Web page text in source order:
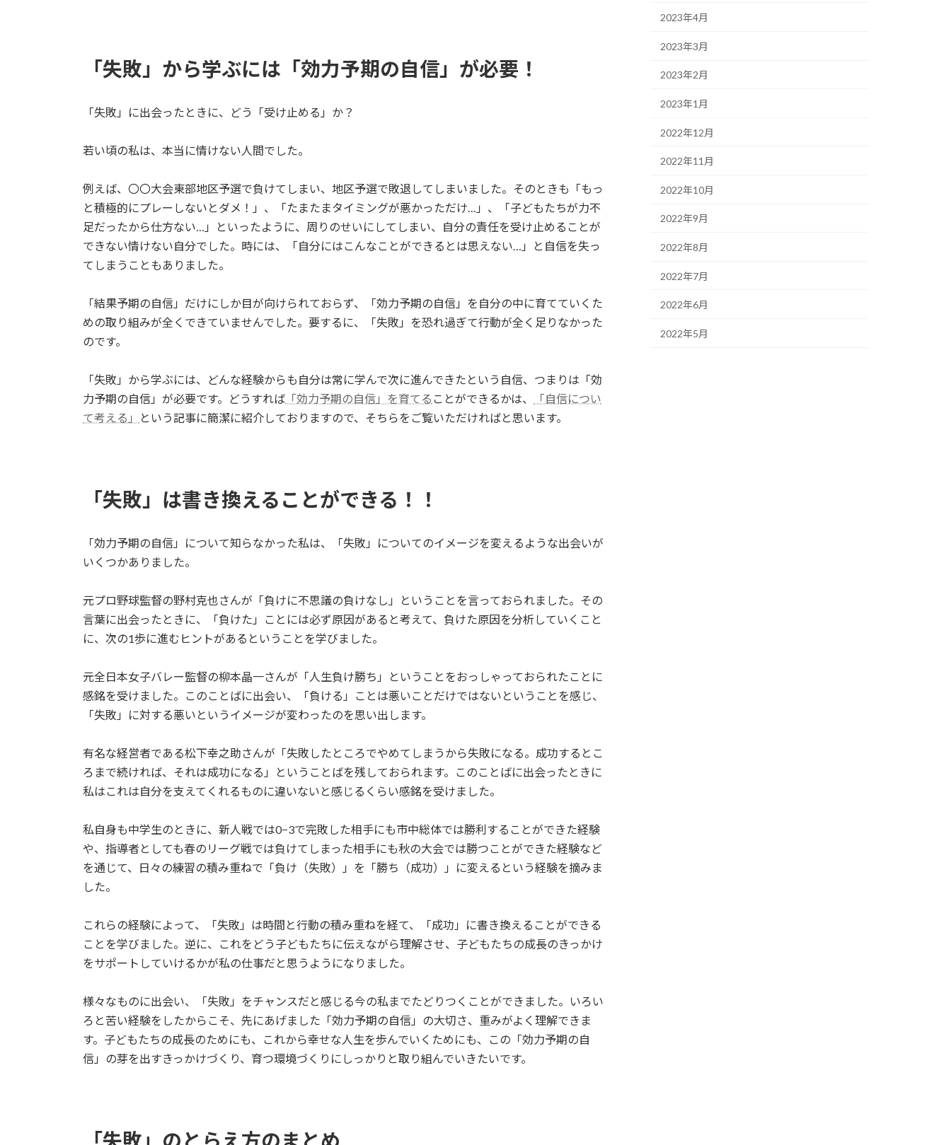
「失敗」から学ぶには「効力予期の自信」が必要！
「失敗」に出会ったときに、どう「受け止める」か？
若い頃の私は、本当に情けない人間でした。
例えば、〇〇大会東部地区予選で負けてしまい、地区予選で敗退してしまいました。そのときも「もっ
と積極的にプレーしないとダメ！」、「たまたまタイミングが悪かっただけ…」、「子どもたちが力不
足だったから仕方ない…」といったように、周りのせいにしてしまい、自分の責任を受け止めることが
できない情けない自分でした。時には、「自分にはこんなことができるとは思えない…」と自信を失っ
てしまうこともありました。
「結果予期の自信」だけにしか目が向けられておらず、「効力予期の自信」を自分の中に育てていくた
めの取り組みが全くできていませんでした。要するに、「失敗」を恐れ過ぎて行動が全く足りなかった
のです。
「失敗」から学ぶには、どんな経験からも自分は常に学んで次に進んできたという自信、つまりは「効
力予期の自信」が必要です。どうすれば 「効力予期の自信」を育てる ことができるかは、
「自信につい
て考える」
という記事に簡潔に紹介しておりますので、そちらをご覧いただければと思います。
「失敗」は書き換えることができる！！
「効力予期の自信」について知らなかった私は、「失敗」についてのイメージを変えるような出会いが
いくつかありました。
元プロ野球監督の野村克也さんが「負けに不思議の負けなし」ということを言っておられました。その
言葉に出会ったときに、「負けた」ことには必ず原因があると考えて、負けた原因を分析していくこと
に、次の1歩に進むヒントがあるということを学びました。
元全日本女子バレー監督の柳本晶一さんが「人生負け勝ち」ということをおっしゃっておられたことに
感銘を受けました。このことばに出会い、「負ける」ことは悪いことだけではないということを感じ、
「失敗」に対する悪いというイメージが変わったのを思い出します。
有名な経営者である松下幸之助さんが「失敗したところでやめてしまうから失敗になる。成功するとこ
ろまで続ければ、それは成功になる」ということばを残しておられます。このことばに出会ったときに
私はこれは自分を支えてくれるものに違いないと感じるくらい感銘を受けました。
私自身も中学生のときに、新人戦では0−3で完敗した相手にも市中総体では勝利することができた経験
や、指導者としても春のリーグ戦では負けてしまった相手にも秋の大会では勝つことができた経験など
を通じて、日々の練習の積み重ねで「負け（失敗）」を「勝ち（成功）」に変えるという経験を摘みま
した。
これらの経験によって、「失敗」は時間と行動の積み重ねを経て、「成功」に書き換えることができる
ことを学びました。逆に、これをどう子どもたちに伝えながら理解させ、子どもたちの成長のきっかけ
をサポートしていけるかが私の仕事だと思うようになりました。
様々なものに出会い、「失敗」をチャンスだと感じる今の私までたどりつくことができました。いろい
ろと苦い経験をしたからこそ、先にあげました「効力予期の自信」の大切さ、重みがよく理解できま
す。子どもたちの成長のためにも、これから幸せな人生を歩んでいくためにも、この「効力予期の自
信」の芽を出すきっかけづくり、育つ環境づくりにしっかりと取り組んでいきたいです。
「失敗」のとらえ方のまとめ
2023年4月
2023年3月
2023年2月
2023年1月
2022年12月
2022年11月
2022年10月
2022年9月
2022年8月
2022年7月
2022年6月
2022年5月